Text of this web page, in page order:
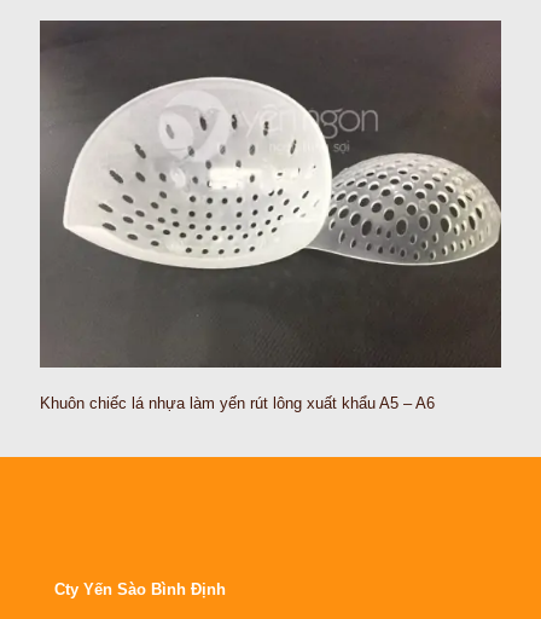
Khuôn chiếc lá nhựa làm yến rút lông xuất khẩu A5 – A6
Cty Yến Sào Bình Định